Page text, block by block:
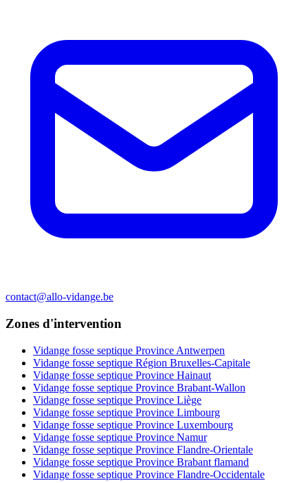
contact@allo-vidange.be
Zones d'intervention
Vidange fosse septique Province Antwerpen
Vidange fosse septique Région Bruxelles-Capitale
Vidange fosse septique Province Hainaut
Vidange fosse septique Province Brabant-Wallon
Vidange fosse septique Province Liège
Vidange fosse septique Province Limbourg
Vidange fosse septique Province Luxembourg
Vidange fosse septique Province Namur
Vidange fosse septique Province Flandre-Orientale
Vidange fosse septique Province Brabant flamand
Vidange fosse septique Province Flandre-Occidentale